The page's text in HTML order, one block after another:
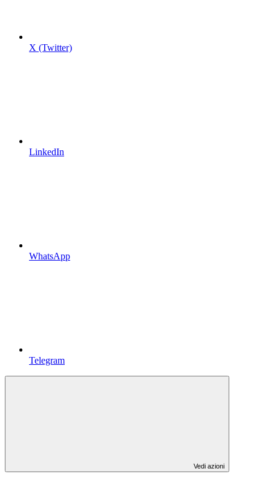
X (Twitter)
LinkedIn
WhatsApp
Telegram
Vedi azioni